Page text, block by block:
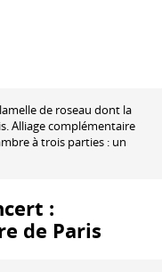
de roseau dont la
Alliage complémentaire
à trois parties : un
:
de Paris